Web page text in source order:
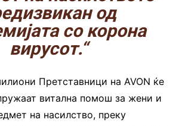
од
со корона
вирусот.“
Претставници на AVON ќе
витална помош за жени и
на насилство, преку